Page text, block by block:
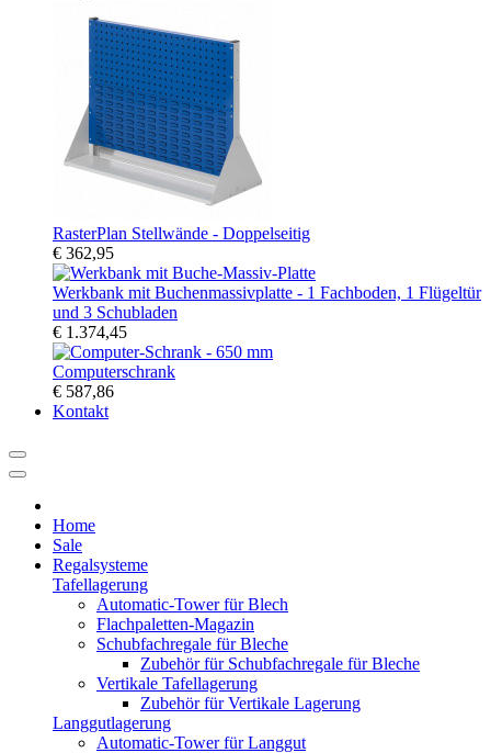
RasterPlan Stellwände - Doppelseitig
€ 362,95
Werkbank mit Buchenmassivplatte - 1 Fachboden, 1 Flügeltür
und 3 Schubladen
€ 1.374,45
Computerschrank
€ 587,86
Kontakt
Home
Sale
Regalsysteme
Tafellagerung
Automatic-Tower für Blech
Flachpaletten-Magazin
Schubfachregale für Bleche
Zubehör für Schubfachregale für Bleche
Vertikale Tafellagerung
Zubehör für Vertikale Lagerung
Langgutlagerung
Automatic-Tower für Langgut